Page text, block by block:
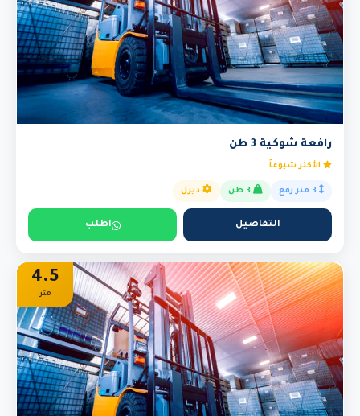
رافعة شوكية 3 طن
الأكثر شيوعاً
ديزل
التفاصيل اطلب
4.5
متر